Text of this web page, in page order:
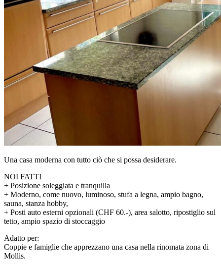
Una casa moderna con tutto ciò che si possa desiderare.
NOI FATTI
+ Posizione soleggiata e tranquilla
+ Moderno, come nuovo, luminoso, stufa a legna, ampio bagno,
sauna, stanza hobby,
+ Posti auto esterni opzionali (CHF 60.-), area salotto, ripostiglio sul
tetto, ampio spazio di stoccaggio
Adatto per:
Coppie e famiglie che apprezzano una casa nella rinomata zona di
Mollis.